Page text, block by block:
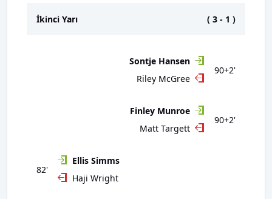
İkinci Yarı ( 3 - 1 )
90+2'
Sontje Hansen
Riley McGree
90+2'
Finley Munroe
Matt Targett
82'
Ellis Simms
Haji Wright